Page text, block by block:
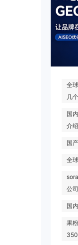
全
几
国
介绍
国
全
公
国
果